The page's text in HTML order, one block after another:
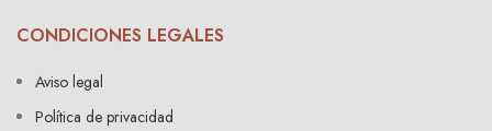
CONDICIONES LEGALES
Aviso legal
Política de privacidad